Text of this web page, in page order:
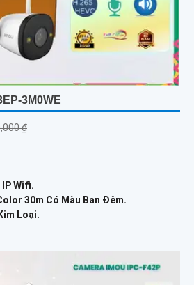
3M0WE
₫
IP Wifi.
30m Có Màu Ban Đêm.
Loại.